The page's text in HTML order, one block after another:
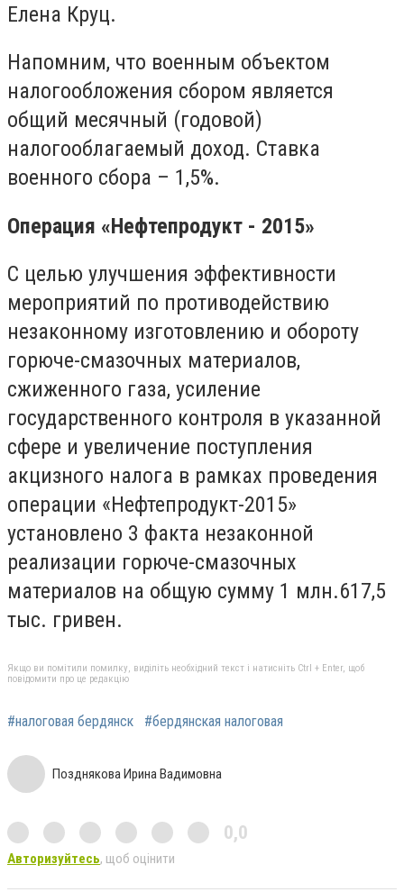
Елена Круц.
Напомним, что военным объектом
налогообложения сбором является
общий месячный (годовой)
налогооблагаемый доход. Ставка
военного сбора – 1,5%.
Операция «Нефтепродукт - 2015»
С целью улучшения эффективности
мероприятий по противодействию
незаконному изготовлению и обороту
горюче-смазочных материалов,
сжиженного газа, усиление
государственного контроля в указанной
сфере и увеличение поступления
акцизного налога в рамках проведения
операции «Нефтепродукт-2015»
установлено 3 факта незаконной
реализации горюче-смазочных
материалов на общую сумму 1 млн.617,5
тыс. гривен.
Якщо ви помітили помилку, виділіть необхідний текст і натисніть Ctrl + Enter, щоб
повідомити про це редакцію
#налоговая бердянск #бердянская налоговая
Позднякова Ирина Вадимовна
0,0
Авторизуйтесь, щоб оцінити